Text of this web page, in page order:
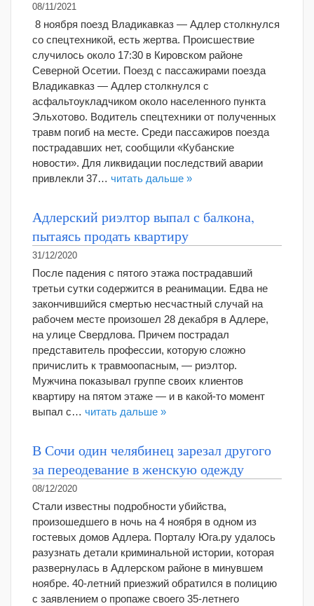
08/11/2021
8 ноября поезд Владикавказ — Адлер столкнулся
со спецтехникой, есть жертва. Происшествие
случилось около 17:30 в Кировском районе
Северной Осетии. Поезд с пассажирами поезда
Владикавказ — Адлер столкнулся с
асфальтоукладчиком около населенного пункта
Эльхотово. Водитель спецтехники от полученных
травм погиб на месте. Среди пассажиров поезда
пострадавших нет, сообщили «Кубанские
новости». Для ликвидации последствий аварии
привлекли 37… читать дальше »
Адлерский риэлтор выпал с балкона,
пытаясь продать квартиру
31/12/2020
После падения с пятого этажа пострадавший
третьи сутки содержится в реанимации. Едва не
закончившийся смертью несчастный случай на
рабочем месте произошел 28 декабря в Адлере,
на улице Свердлова. Причем пострадал
представитель профессии, которую сложно
причислить к травмоопасным, — риэлтор.
Мужчина показывал группе своих клиентов
квартиру на пятом этаже — и в какой-то момент
выпал с… читать дальше »
В Сочи один челябинец зарезал другого
за переодевание в женскую одежду
08/12/2020
Стали известны подробности убийства,
произошедшего в ночь на 4 ноября в одном из
гостевых домов Адлера. Порталу Юга.ру удалось
разузнать детали криминальной истории, которая
развернулась в Адлерском районе в минувшем
ноябре. 40-летний приезжий обратился в полицию
с заявлением о пропаже своего 35-летнего